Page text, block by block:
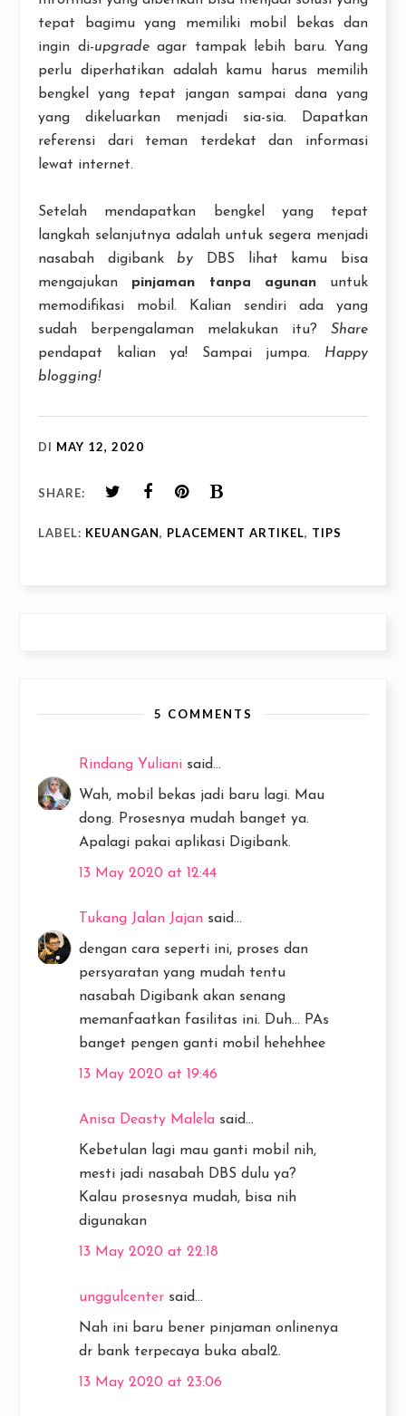
tepat bagimu yang memiliki mobil bekas dan
ingin di-upgradeagar tampak lebih baru. Yang
perlu diperhatikan adalah kamu harus memilih
bengkel yang tepat jangan sampai dana yang
yang dikeluarkan menjadi sia-sia. Dapatkan
referensi dari teman terdekat dan informasi
lewat internet.
Setelah mendapatkan bengkel yang tepat
langkah selanjutnya adalah untuk segera menjadi
nasabah digibank by DBS lihat kamu bisa
mengajukan pinjaman tanpa agunanuntuk
memodifikasi mobil. Kalian sendiri ada yang
sudah berpengalaman melakukan itu? Share
pendapat kalian ya! Sampai jumpa. Happy
blogging!
DI MAY 12, 2020
SHARE:
LABEL: KEUANGAN, PLACEMENT ARTIKEL, TIPS
5 COMMENTS
Rindang Yuliani said...
Wah, mobil bekas jadi baru lagi. Mau
dong. Prosesnya mudah banget ya.
Apalagi pakai aplikasi Digibank.
13 May 2020 at 12:44
Tukang Jalan Jajan said...
dengan cara seperti ini, proses dan
persyaratan yang mudah tentu
nasabah Digibank akan senang
memanfaatkan fasilitas ini. Duh... PAs
banget pengen ganti mobil hehehhee
13 May 2020 at 19:46
Anisa Deasty Malela said...
Kebetulan lagi mau ganti mobil nih,
mesti jadi nasabah DBS dulu ya?
Kalau prosesnya mudah, bisa nih
digunakan
13 May 2020 at 22:18
unggulcenter said...
Nah ini baru bener pinjaman onlinenya
dr bank terpecaya buka abal2.
13 May 2020 at 23:06